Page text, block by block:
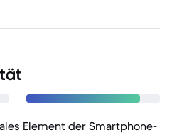
Element der Smartphone-